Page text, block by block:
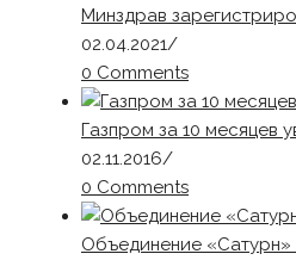
Минздрав
02.04.2021/
0 Comments
Газпром за 10 месяцев
02.11.2016/
0 Comments
Объединение «Сатурн»